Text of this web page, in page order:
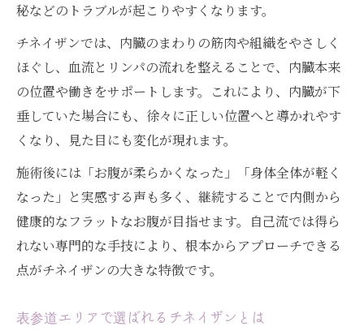
秘などのトラブルが起こりやすくなります。
チネイザンでは、内臓のまわりの筋肉や組織をやさしく
ほぐし、血流とリンパの流れを整えることで、内臓本来
の位置や働きをサポートします。これにより、内臓が下
垂していた場合にも、徐々に正しい位置へと導かれやす
くなり、見た目にも変化が現れます。
施術後には「お腹が柔らかくなった」「身体全体が軽く
なった」と実感する声も多く、継続することで内側から
健康的なフラットなお腹が目指せます。自己流では得ら
れない専門的な手技により、根本からアプローチできる
点がチネイザンの大きな特徴です。
表参道エリアで選ばれるチネイザンとは